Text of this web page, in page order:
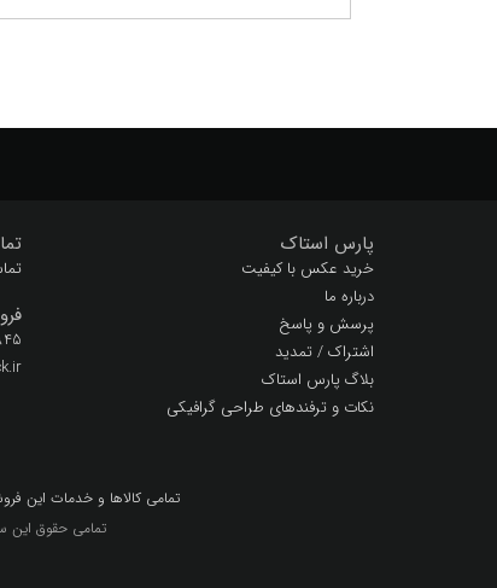
پارس استاک
خرید عکس با کیفیت
درباره ما
پرسش و پاسخ
اشتراک / تمدید
بلاگ پارس استاک
نکات و ترفندهای طراحی گرافیکی
تمامي كالاها و خدمات اين
تمامی حقوق این